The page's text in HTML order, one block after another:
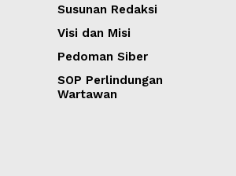
Susunan Redaksi
Visi dan Misi
Pedoman Siber
SOP Perlindungan
Wartawan